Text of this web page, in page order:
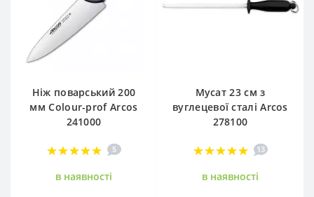
Ніж поварський 200
мм Сolour-prof Arcos
241000
5
в наявностi
Мусат 23 см з
вуглецевої сталі Arcos
278100
13
в наявностi